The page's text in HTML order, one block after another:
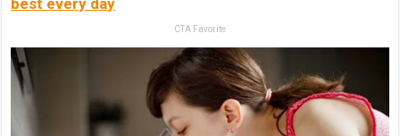
best every day
CTA Favorite